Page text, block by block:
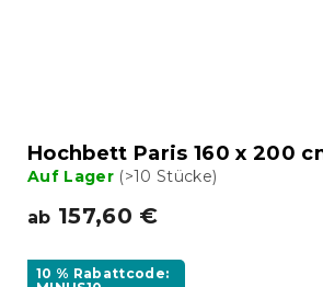
Hochbett Paris 160 x 200
Auf Lager (>10 Stücke)
ab 157,60 €
10 % Rabattcode: